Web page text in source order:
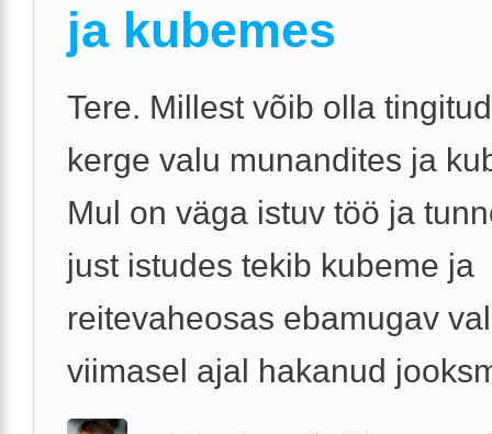
ja kubemes
Tere. Millest võib olla
kerge valu munandites ja
Mul on väga istuv töö ja
just istudes tekib kubeme ja
reitevaheosas ebamugav
viimasel ajal hakanud